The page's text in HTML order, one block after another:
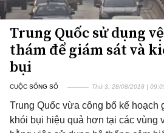
Trung Quốc sử dụng
thám để giám sát và
bụi
CUỘC SỐNG SỐ Thứ 3, 28/08/2018 |
Trung Quốc vừa công bố kế hoạch
khói bụi hiệu quả hơn tại các vùng